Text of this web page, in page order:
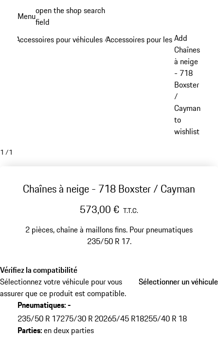
principal
Menuopen the shop search
field
Accessoires pour véhicules /Accessoires pour les roues
Add
Chaînes
à neige
- 718
Boxster
/
Cayman
to
wishlist
1 /1
Chaînes à neige - 718 Boxster / Cayman
573,00 € T.T.C.
2 pièces, chaîne à maillons fins. Pour pneumatiques
235/50 R 17.
Vérifiez la compatibilité
Sélectionnez votre véhicule pour vous
assurer que ce produit est compatible.
Sélectionner un véhicule
Sélectionner un véhicule
Pneumatiques:-
235/50 R 17275/30 R 20265/45 R18255/40 R 18
Parties:en deux parties